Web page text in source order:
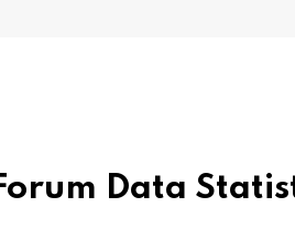
Data